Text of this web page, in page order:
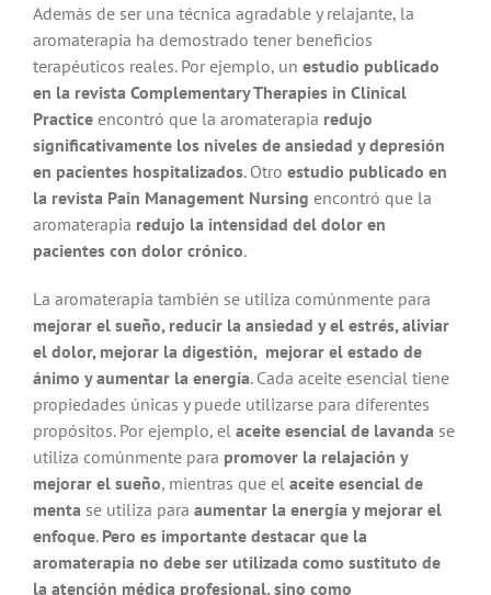
Además de ser una técnica agradable y relajante, la
aromaterapia ha demostrado tener beneficios
terapéuticos reales. Por ejemplo, un estudio publicado
en la revista Complementary Therapies in Clinical
Practiceencontró que la aromaterapia redujo
significativamente los niveles de ansiedad y depresión
en pacientes hospitalizados. Otro estudio publicado en
la revista Pain Management Nursing encontró que la
aromaterapia redujo la intensidad del dolor en
pacientes con dolor crónico.
La aromaterapia también se utiliza comúnmente para
mejorar el sueño, reducir la ansiedad y el estrés, aliviar
el dolor, mejorar la digestión, mejorar el estado de
ánimo y aumentar la energía. Cada aceite esencial tiene
propiedades únicas y puede utilizarse para diferentes
propósitos. Por ejemplo, el aceite esencial de lavanda se
utiliza comúnmente para promover la relajación y
mejorar el sueño, mientras que el aceite esencial de
menta se utiliza para aumentar la energía y mejorar el
enfoque. Pero es importante destacar que la
aromaterapia no debe ser utilizada como sustituto de
la atención médica profesional, sino como